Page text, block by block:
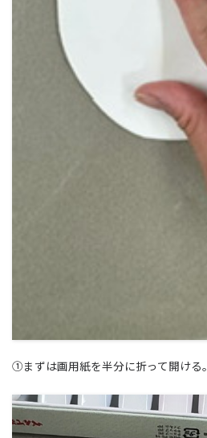
①まずは画用紙を半分に折って開ける。